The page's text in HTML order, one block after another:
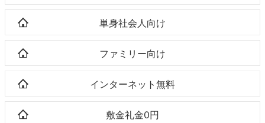
単身社会人向け
ファミリー向け
インターネット無料
敷金礼金0円